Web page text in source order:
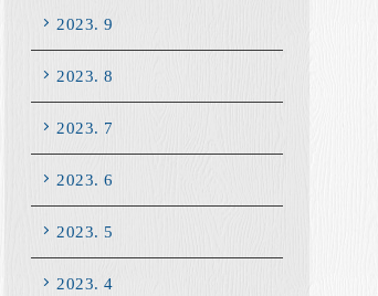
2023. 9
2023. 8
2023. 7
2023. 6
2023. 5
2023. 4